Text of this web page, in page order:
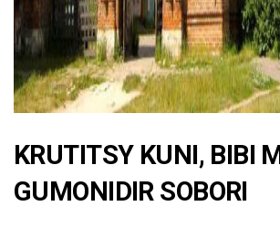
KRUTITSY KUNI, BIBI
GUMONIDIR SOBORI